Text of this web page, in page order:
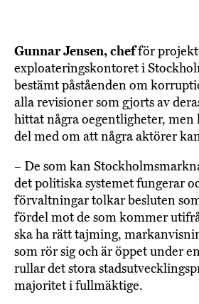
Gunnar Jensen, chefför
exploateringskontoret i
bestämt påståenden om
alla revisioner som gjorts av
hittat några oegentligheter, men
del med om att några aktörer
– De som kan
det politiska systemet fungerar
förvaltningar tolkar besluten
fördel mot de som kommer
ska ha rätt tajming,
som rör sig och är öppet under
rullar det stora
majoritet i fullmäktige.